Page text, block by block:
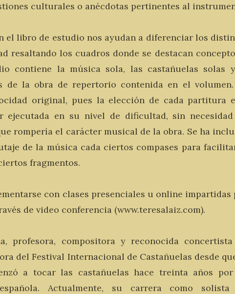
culturales o anécdotas pertinentes al
el libro de estudio nos ayudan a diferenciar los
resaltando los cuadros donde se destacan
contiene la música sola, las castañuelas solas
de la obra de repertorio contenida en el volumen.
original, pues la elección de cada partitura
ejecutada en su nivel de dificultad, sin
rompería el carácter musical de la obra. Se ha
de la música cada ciertos compases para
fragmentos.
con clases presenciales u online impartidas
de video conferencia (www.teresalaiz.com).
profesora, compositora y reconocida
del Festival Internacional de Castañuelas desde
a tocar las castañuelas hace treinta años
Actualmente, su carrera como solista